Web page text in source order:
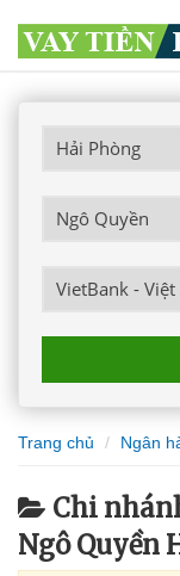
Trang chủ Ngân
Chi
Ngô Quyền